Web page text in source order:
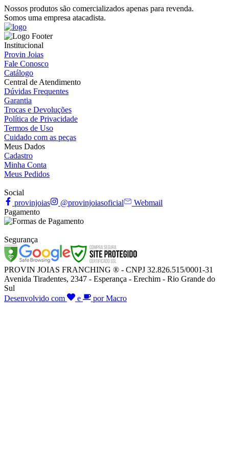
Nossos produtos são comercializados apenas para revenda.
Somos uma empresa atacadista.
Institucional
Provin Joias
Fale Conosco
Catálogo
Central de Atendimento
Dúvidas Frequentes
Garantia
Trocas e Devoluções
Política de Privacidade
Termos de Uso
Cuidado com as peças
Meus Dados
Cadastro
Minha Conta
Meus Pedidos
Social
provinjoias
@provinjoiasoficial
Webmail
Pagamento
Segurança
PROVIN JOIAS FRANCHING ® - CNPJ 32.826.515/0001-31
Avenida Tiradentes, 2347 - Esperança - Erechim - Rio Grande do
Sul
Desenvolvido com
e por Macro